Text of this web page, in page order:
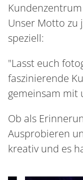
Unser Motto zu
speziell:
"Lasst euch
faszinierende
gemeinsam mit
Ob als
Ausprobieren
kreativ und es